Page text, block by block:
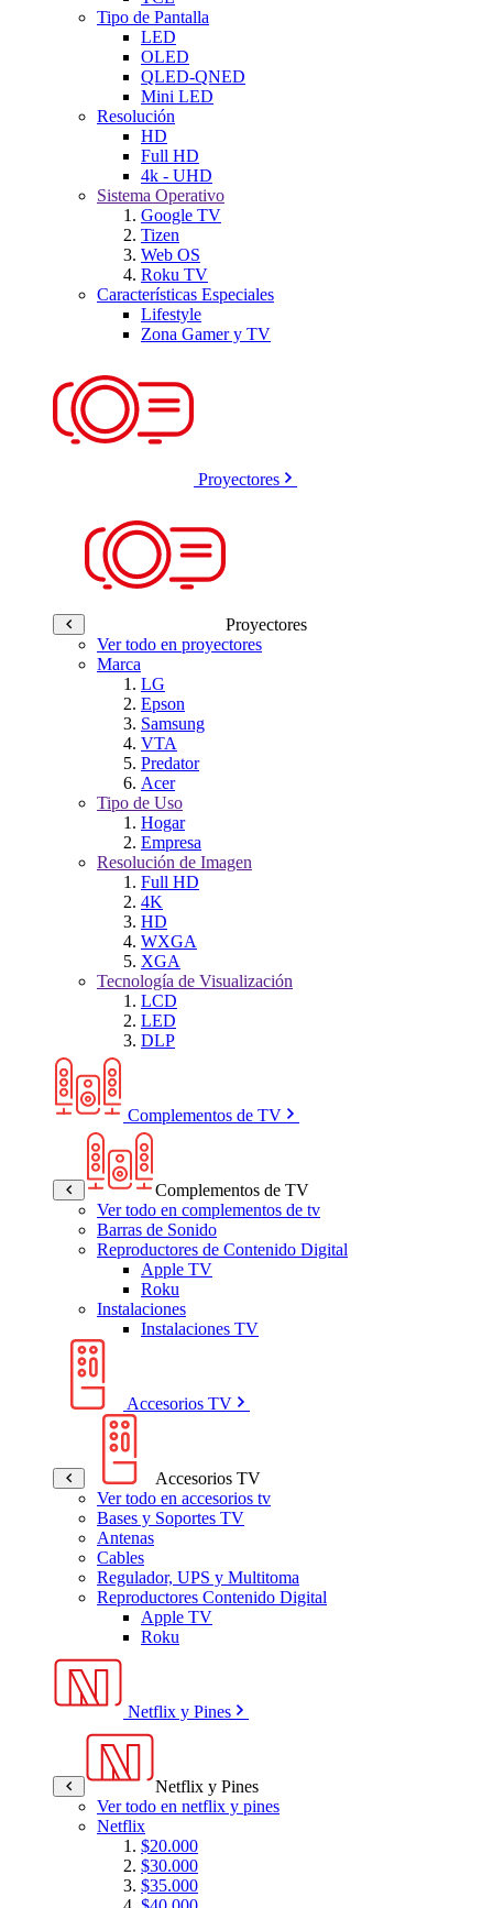
Tipo de Pantalla
LED
OLED
QLED-QNED
Mini LED
Resolución
HD
Full HD
4k - UHD
Sistema Operativo
Google TV
Tizen
Web OS
Roku TV
Características Especiales
Lifestyle
Zona Gamer y TV
Proyectores
Proyectores
Ver todo en proyectores
Marca
LG
Epson
Samsung
VTA
Predator
Acer
Tipo de Uso
Hogar
Empresa
Resolución de Imagen
Full HD
4K
HD
WXGA
XGA
Tecnología de Visualización
LCD
LED
DLP
Complementos de TV
Complementos de TV
Ver todo en complementos de tv
Barras de Sonido
Reproductores de Contenido Digital
Apple TV
Roku
Instalaciones
Instalaciones TV
Accesorios TV
Accesorios TV
Ver todo en accesorios tv
Bases y Soportes TV
Antenas
Cables
Regulador, UPS y Multitoma
Reproductores Contenido Digital
Apple TV
Roku
Netflix y Pines
Netflix y Pines
Ver todo en netflix y pines
Netflix
$20.000
$30.000
$35.000